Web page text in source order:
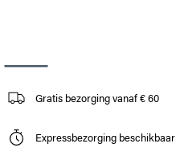
Gratis bezorging vanaf € 60
Expressbezorging beschikbaar